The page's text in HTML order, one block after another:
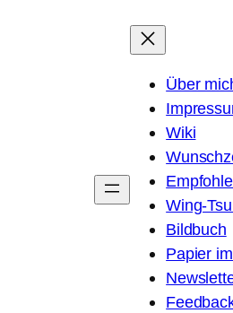
Über
Wiki
Wing-
Bildbuch
Papier